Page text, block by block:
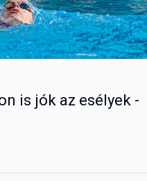
is jók az esélyek -